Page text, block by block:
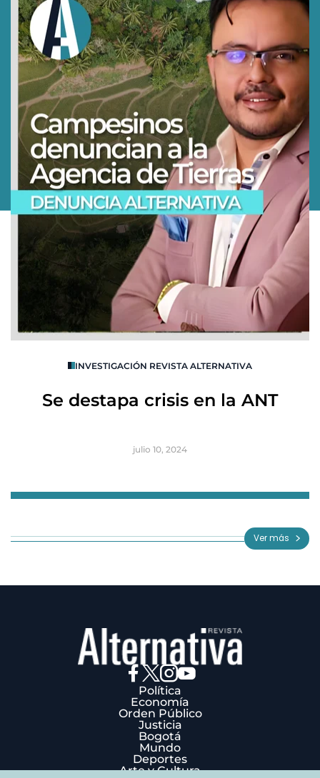
INVESTIGACIÓN REVISTA ALTERNATIVA
Se destapa crisis en la ANT
julio 10, 2024
3
Ver más
Política
Economía
Orden Público
Justicia
Bogotá
Mundo
Deportes
Arte y Cultura